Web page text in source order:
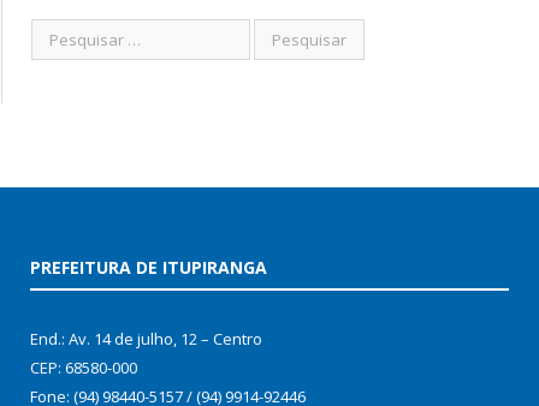
PREFEITURA DE ITUPIRANGA
End.: Av. 14 de julho, 12 – Centro
CEP: 68580-000
Fone: (94) 98440-5157 / (94) 9914-92446